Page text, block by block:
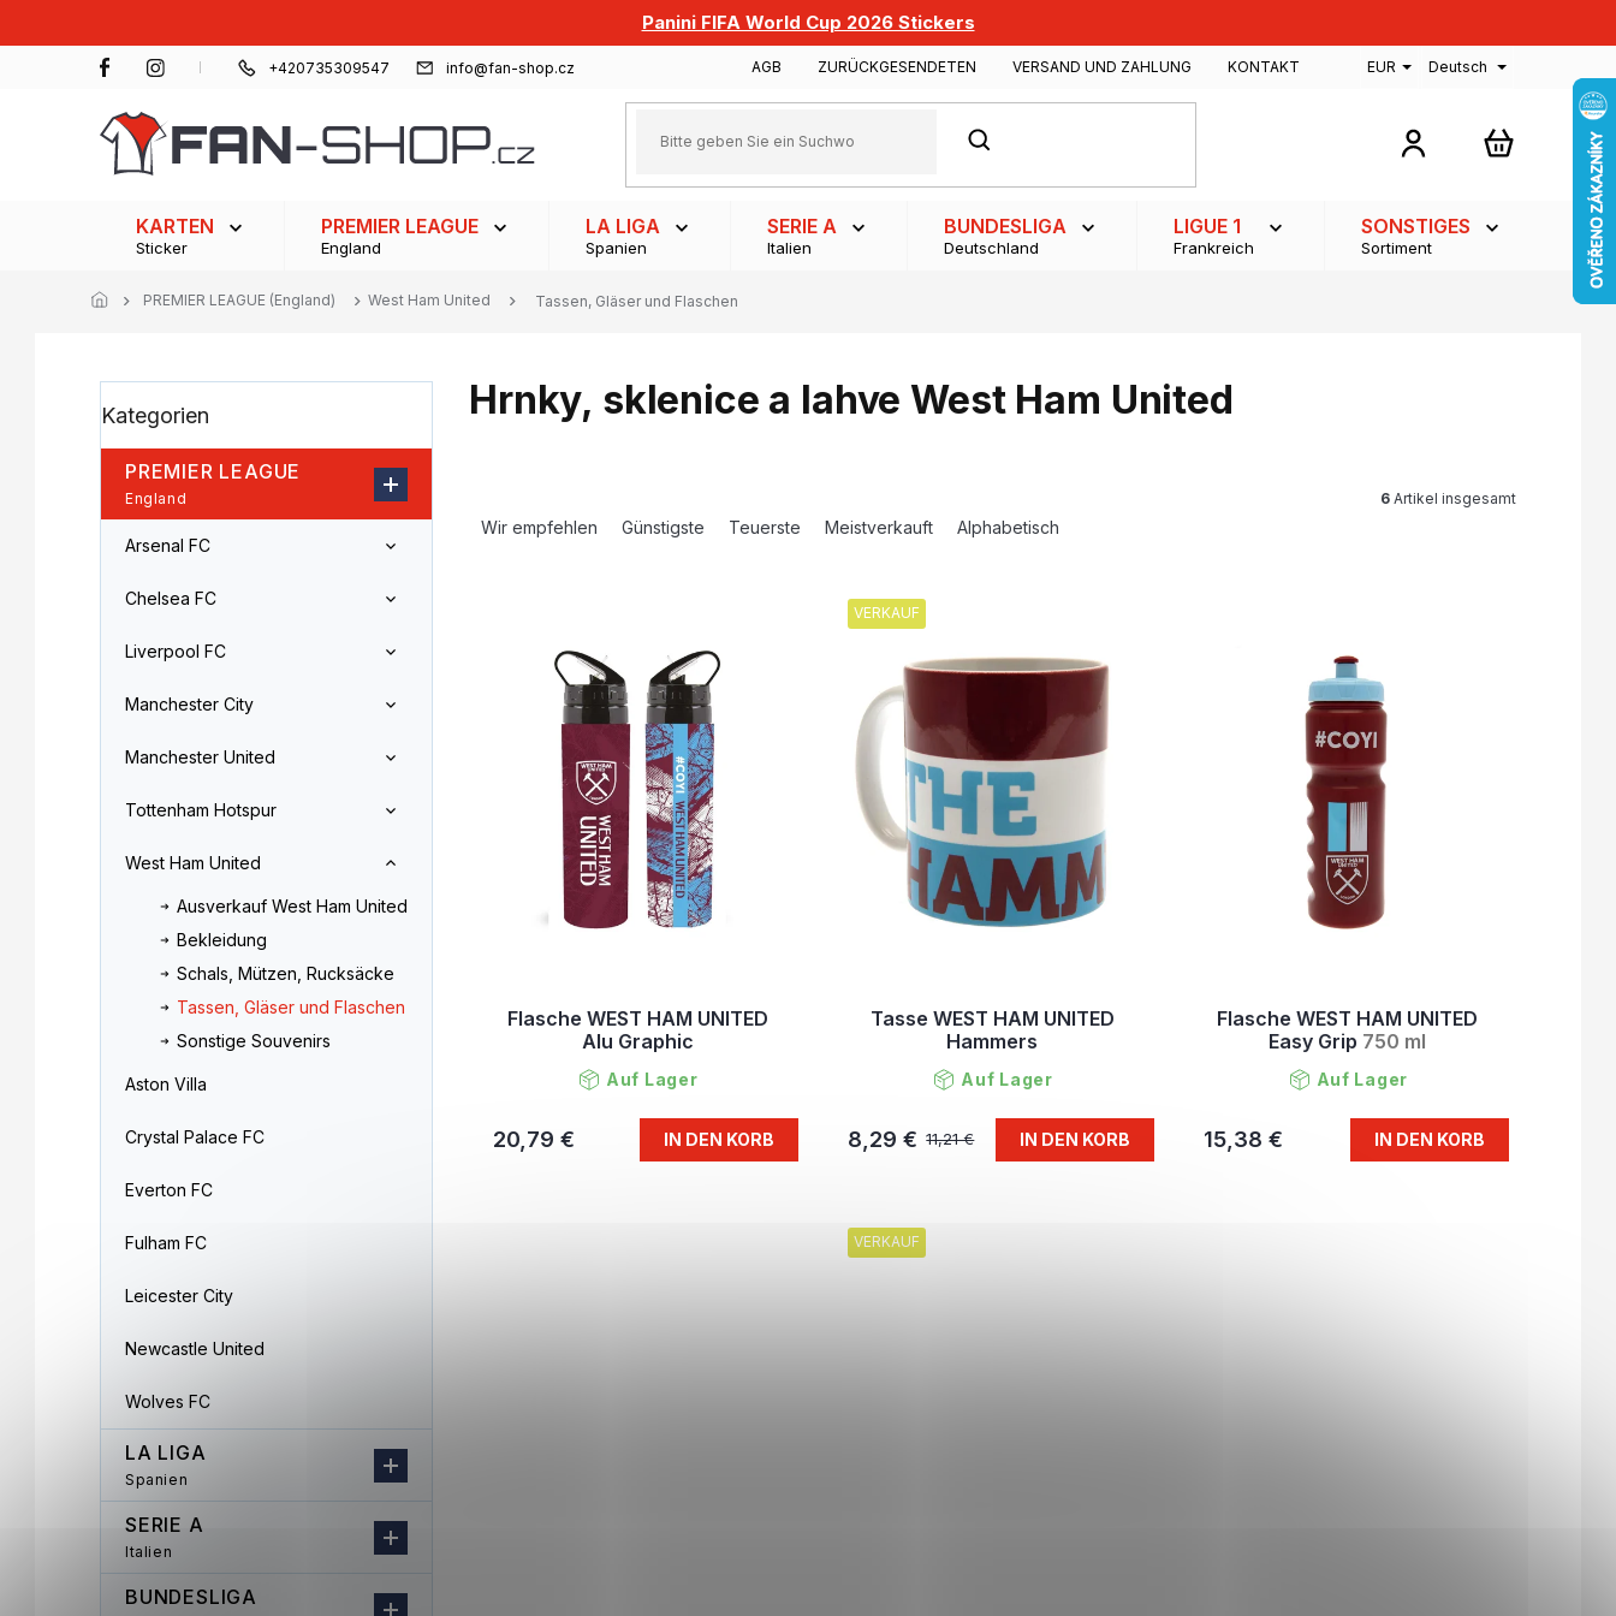
Panini FIFA World Cup 2026 Stickers
+420735309547 info@fan-shop.cz AGB ZURÜCKGESENDETEN VERSAND UND ZAHLUNG KONTAKT EUR Deutsch
SUCHEN
KARTEN
Sticker
PREMIER LEAGUE
England
LA LIGA
Spanien
SERIE A
Italien
BUNDESLIGA
Deutschland
LIGUE 1
Frankreich
SONSTIGES
Sortiment
PREMIER LEAGUE (England) West Ham United Tassen, Gläser und Flaschen
e
i
n
überspringen
Kategorien
PREMIER LEAGUE
England
Arsenal FC
Chelsea FC
Liverpool FC
Manchester City
Manchester United
Tottenham Hotspur
West Ham United
Ausverkauf West Ham United
Bekleidung
Schals, Mützen, Rucksäcke
Tassen, Gläser und Flaschen
Sonstige Souvenirs
Aston Villa
Crystal Palace FC
Everton FC
Fulham FC
Leicester City
Newcastle United
Wolves FC
LA LIGA
Spanien
SERIE A
Italien
BUNDESLIGA
Hrnky, sklenice a lahve West Ham United
Wir empfehlen Günstigste Teuerste Meistverkauft Alphabetisch
6 Artikel insgesamt
Flasche WEST HAM UNITED
Alu Graphic
Auf Lager
20,79 € IN DEN KORB
VERKAUF
Tasse WEST HAM UNITED
Hammers
Auf Lager
11,21 €
8,29 € IN DEN KORB
Flasche WEST HAM UNITED
Easy Grip 750 ml
Auf Lager
15,38 € IN DEN KORB
VERKAUF